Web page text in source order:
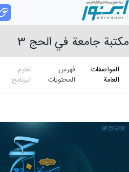
مكتبة جامعة في الحج 3
المواصفات
العامة
فهرس
المحتويات
تعلیم
البرنامج